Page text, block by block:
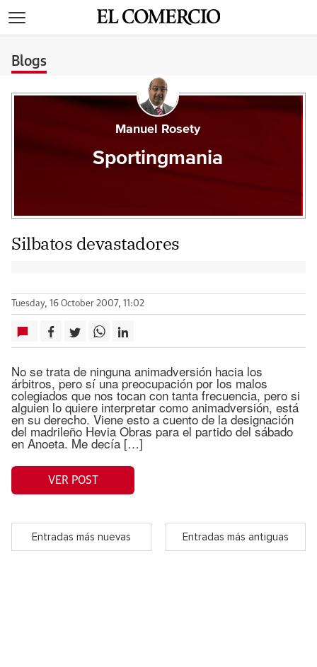
Blogs
Manuel Rosety
Sportingmania
Silbatos devastadores
Tuesday, 16 October 2007, 11:02
No se trata de ninguna animadversión hacia los
árbitros, pero sí una preocupación por los malos
colegiados que nos tocan con tanta frecuencia, pero si
alguien lo quiere interpretar como animadversión, está
en su derecho. Viene esto a cuento de la designación
del madrileño Hevia Obras para el partido del sábado
en Anoeta. Me decía […]
VER POST
Entradas más nuevas Entradas más antiguas